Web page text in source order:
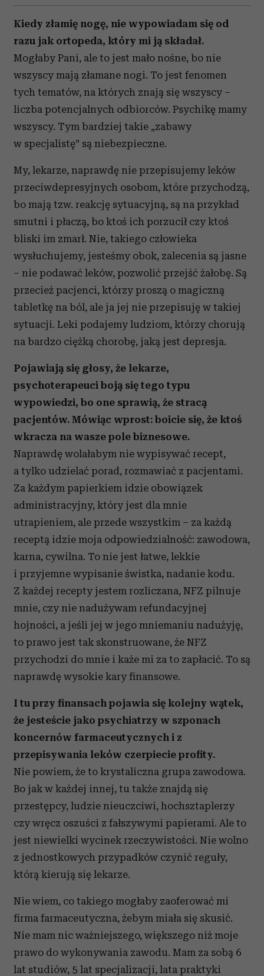
analizować ruch w naszej witrynie. Informacje o tym, jak
korzystasz z naszej witryny, udostępniamy partnerom
społecznościowym, reklamowym i analitycznym.
Partnerzy mogą połączyć te informacje z innymi danymi
otrzymanymi od Ciebie lub uzyskanymi podczas
Kiedy złamię nogę, nie wypowiadam się od
razu jak ortopeda, który mi ją składał.
Mogłaby Pani, ale to jest mało nośne, bo nie
wszyscy mają złamane nogi. To jest fenomen
tych tematów, na których znają się wszyscy –
liczba potencjalnych odbiorców. Psychikę mamy
wszyscy. Tym bardziej takie „zabawy
w specjalistę” są niebezpieczne.
My, lekarze, naprawdę nie przepisujemy leków
przeciwdepresyjnych osobom, które przychodzą,
bo mają tzw. reakcję sytuacyjną, są na przykład
smutni i płaczą, bo ktoś ich porzucił czy ktoś
bliski im zmarł. Nie, takiego człowieka
wysłuchujemy, jesteśmy obok, zalecenia są jasne
– nie podawać leków, pozwolić przejść żałobę. Są
przecież pacjenci, którzy proszą o magiczną
tabletkę na ból, ale ja jej nie przepisuję w takiej
sytuacji. Leki podajemy ludziom, którzy chorują
na bardzo ciężką chorobę, jaką jest depresja.
Pojawiają się głosy, że lekarze,
psychoterapeuci boją się tego typu
wypowiedzi, bo one sprawią, że stracą
pacjentów. Mówiąc wprost: boicie się, że ktoś
wkracza na wasze pole biznesowe.
Naprawdę wolałabym nie wypisywać recept,
a tylko udzielać porad, rozmawiać z pacjentami.
Za każdym papierkiem idzie obowiązek
administracyjny, który jest dla mnie
utrapieniem, ale przede wszystkim – za każdą
receptą idzie moja odpowiedzialność: zawodowa,
karna, cywilna. To nie jest łatwe, lekkie
i przyjemne wypisanie świstka, nadanie kodu.
Z każdej recepty jestem rozliczana, NFZ pilnuje
mnie, czy nie nadużywam refundacyjnej
hojności, a jeśli jej w jego mniemaniu nadużyję,
to prawo jest tak skonstruowane, że NFZ
przychodzi do mnie i każe mi za to zapłacić. To są
naprawdę wysokie kary finansowe.
I tu przy finansach pojawia się kolejny wątek,
że jesteście jako psychiatrzy w szponach
koncernów farmaceutycznych i z
przepisywania leków czerpiecie profity.
Nie powiem, że to krystaliczna grupa zawodowa.
Bo jak w każdej innej, tu także znajdą się
przestępcy, ludzie nieuczciwi, hochsztaplerzy
czy wręcz oszuści z fałszywymi papierami. Ale to
jest niewielki wycinek rzeczywistości. Nie wolno
z jednostkowych przypadków czynić reguły,
którą kierują się lekarze.
Nie wiem, co takiego mogłaby zaoferować mi
firma farmaceutyczna, żebym miała się skusić.
Nie mam nic ważniejszego, większego niż moje
prawo do wykonywania zawodu. Mam za sobą 6
lat studiów, 5 lat specjalizacji, lata praktyki